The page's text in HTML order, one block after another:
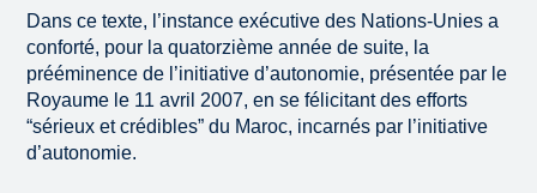
Dans ce texte, l’instance exécutive des Nations-Unies a
conforté, pour la quatorzième année de suite, la
prééminence de l’initiative d’autonomie, présentée par le
Royaume le 11 avril 2007, en se félicitant des efforts
“sérieux et crédibles” du Maroc, incarnés par l’initiative
d’autonomie.